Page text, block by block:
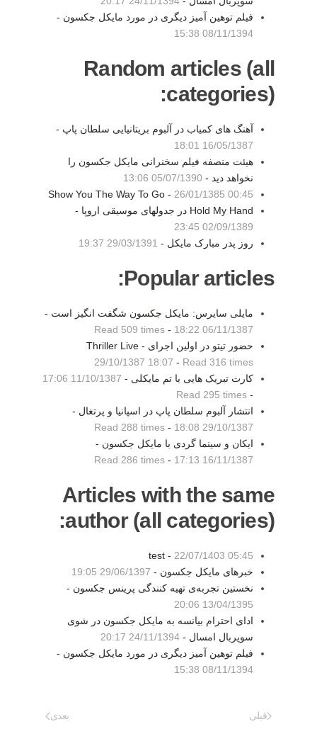
فیلم توهین آمیز دیگری در مورد مایکل جکسون -
08/11/1394 15:38
Random articles (all
categories):
آهنگ های کمیاب در آلبوم بریتانیایی سلطان پاپ -
16/05/1387 18:01
هیئت منصفه فیلم سخنرانی مایکل جکسون را
نخواهد دید - 05/07/1390 13:06
Show You The Way To Go -26/01/1385 00:45
Hold My Hand در جدولهای موسیقی اروپا -
02/09/1389 23:45
روز پدر مبارک مایکل - 29/03/1391 19:37
Popular articles:
مایلی سایرس: مایکل جکسون شگفت انگیز است -
06/11/1387 18:22
-
Read 509 times
حضور تیتو در اولین اجرای Thriller Live -
29/10/1387 18:07 - Read 316 times
کارت تبریک هایی با تم مایکلی - 11/10/1387 17:06
-
Read 295 times
انتشار آلبوم سلطان پاپ در اسپانیا و پرتغال -
29/10/1387 18:08
-
Read 288 times
ایکان و سینما گردی با مایکل جکسون -
16/11/1387 17:13
-
Read 286 times
Articles with the same
author (all categories):
test -22/07/1403 05:45
خبرهای مایکل جکسون - 29/06/1397 19:05
نخستین تجربه‌ی تهیه کنندگی پرینس جکسون -
13/04/1395 20:06
ادای احترام بیانسه به مایکل جکسون در شوی
سوپربال امسال - 24/11/1394 20:17
فیلم توهین آمیز دیگری در مورد مایکل جکسون -
08/11/1394 15:38
قبلی بعدی